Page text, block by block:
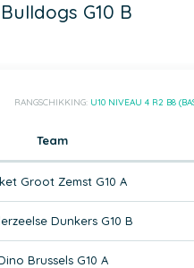
G10 B
RANGSCHIKKING: U10 NIVEAU 4 R2 B8
Team
Groot Zemst G10 A
Dunkers G10 B
Brussels G10 A